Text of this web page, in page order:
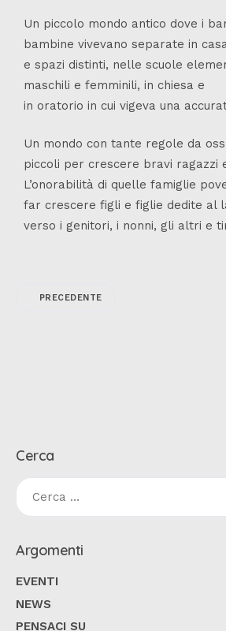
Un piccolo mondo antico dove i
bambine vivevano separate in
e spazi distinti, nelle scuole
maschili e femminili, in chiesa e
in oratorio in cui vigeva una
Un mondo con tante regole da
piccoli per crescere bravi ragazzi
L’onorabilità di quelle famiglie
far crescere figli e figlie dedite al
verso i genitori, i nonni, gli altri e
PRECEDENTE
Cerca
Argomenti
EVENTI
NEWS
PENSACI SU